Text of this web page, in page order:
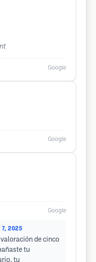
Google
Google
Google
7, 2025
de cinco
tu
tu